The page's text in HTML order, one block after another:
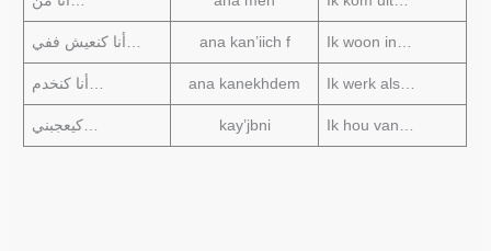
ana kan’iich f Ik woon in…
ana kanekhdem Ik werk als…
كيعجبني… kay’jbni Ik hou van…